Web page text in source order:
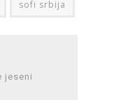
sofi srbija
jeseni